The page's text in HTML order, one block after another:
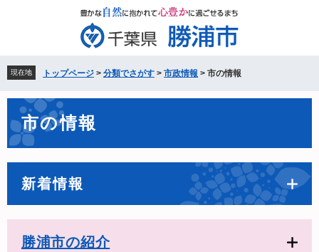
先
頭
で
を
飛
ば
本
現在地 トップページ > 分類でさがす > 市政情報 > 市の情報
文 市の情報
新着情報
勝浦市の紹介